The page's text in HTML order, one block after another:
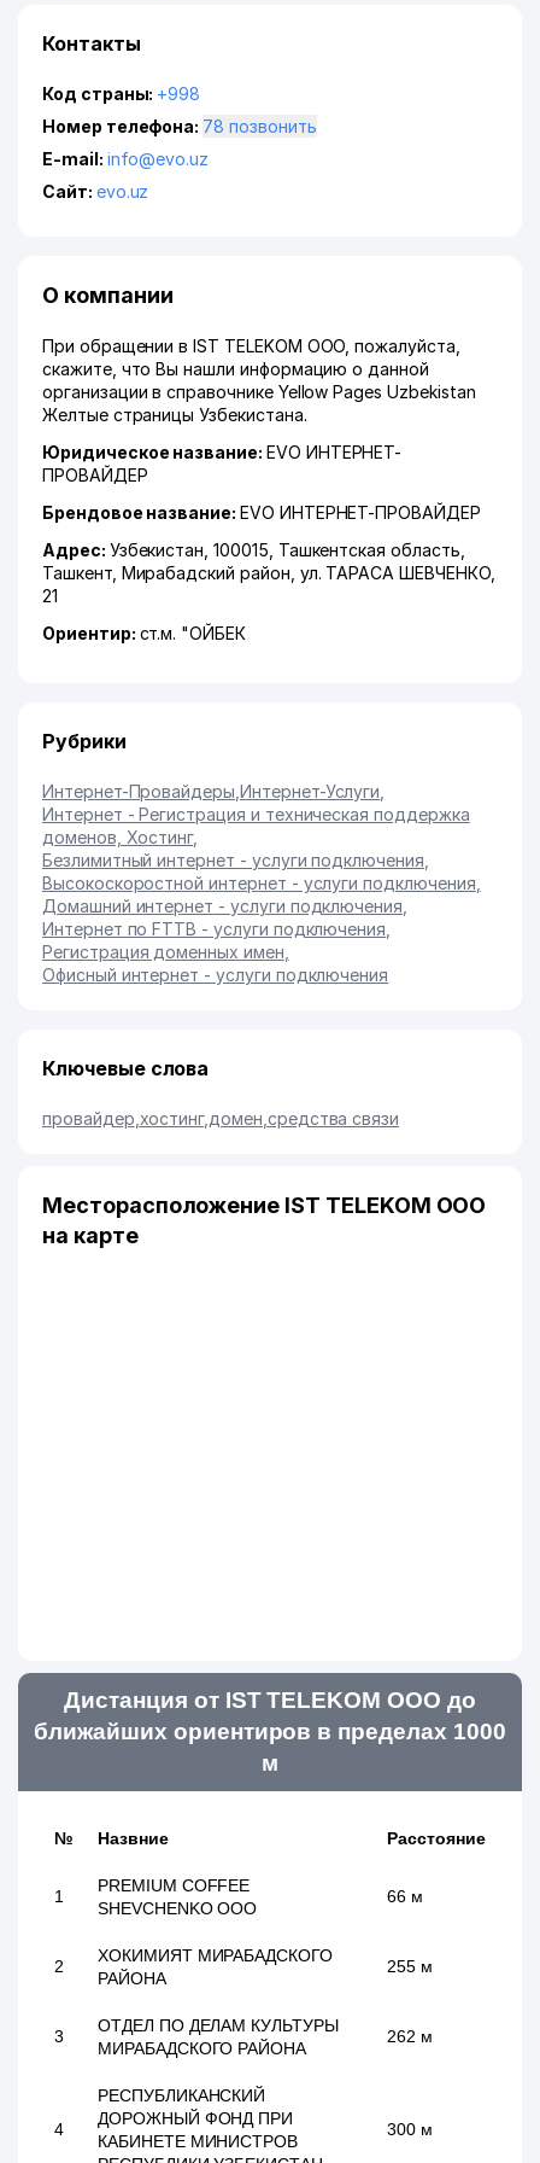
Контакты
Код страны: +998
Номер телефона:
78 позвонить
E-mail: info@evo.uz
Сайт: evo.uz
О компании
При обращении в IST TELEKOM ООО, пожалуйста,
скажите, что Вы нашли информацию о данной
организации в справочнике Yellow Pages Uzbekistan
Желтые страницы Узбекистана.
Юридическое название: EVO ИНТЕРНЕТ-
ПРОВАЙДЕР
Брендовое название: EVO ИНТЕРНЕТ-ПРОВАЙДЕР
Адрес: Узбекистан, 100015, Ташкентская область
Ташкент, Мирабадский район ул. ТАРАСА ШЕВЧЕНКО,
21
Ориентир: ст.м. "ОЙБЕК
Рубрики
Интернет-Провайдеры ,Интернет-Услуги
Интернет - Регистрация и техническая поддержка
доменов, Хостинг,
Безлимитный интернет - услуги подключения
Высокоскоростной интернет - услуги подключения
Домашний интернет - услуги подключения
Интернет по FTTB - услуги подключения
Регистрация доменных имен
Офисный интернет - услуги подключения
Ключевые слова
провайдер хостинг, домен средства связи
Месторасположение IST TELEKOM ООО
на карте
Дистанция от IST TELEKOM ООО до
ближайших ориентиров в пределах 1000
м
№ Назвние Расстояние
1
PREMIUM COFFEE
SHEVCHENKO ООО
66 м
2
ХОКИМИЯТ МИРАБАДСКОГО
РАЙОНА
255 м
3
ОТДЕЛ ПО ДЕЛАМ КУЛЬТУРЫ
МИРАБАДСКОГО РАЙОНА
262 м
4
РЕСПУБЛИКАНСКИЙ
ДОРОЖНЫЙ ФОНД ПРИ
КАБИНЕТЕ МИНИСТРОВ
300 м